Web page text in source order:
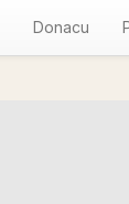
Donacu